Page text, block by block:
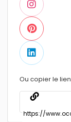
Ou copier le lien